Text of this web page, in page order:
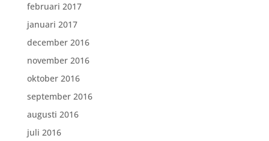
februari 2017
januari 2017
december 2016
november 2016
oktober 2016
september 2016
augusti 2016
juli 2016